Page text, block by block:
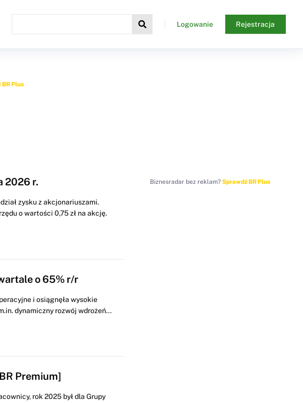
Logowanie Rejestracja
Plus
2026 r.
zysku z akcjonariuszami.
o wartości 0,75 zł na akcję.
o 65% r/r
i osiągnęła wysokie
dynamiczny rozwój wdrożeń...
Premium]
rok 2025 był dla Grupy
Biznesradar bez reklam? Sprawdź BR Plus